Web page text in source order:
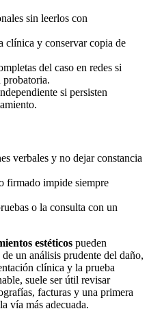
sin leerlos con
clínica y conservar copia de
del caso en redes si
probatoria.
si persisten
verbales y no dejar constancia
firmado impide siempre
o la consulta con un
estéticos pueden
un análisis prudente del daño,
clínica y la prueba
suele ser útil revisar
facturas y una primera
vía más adecuada.